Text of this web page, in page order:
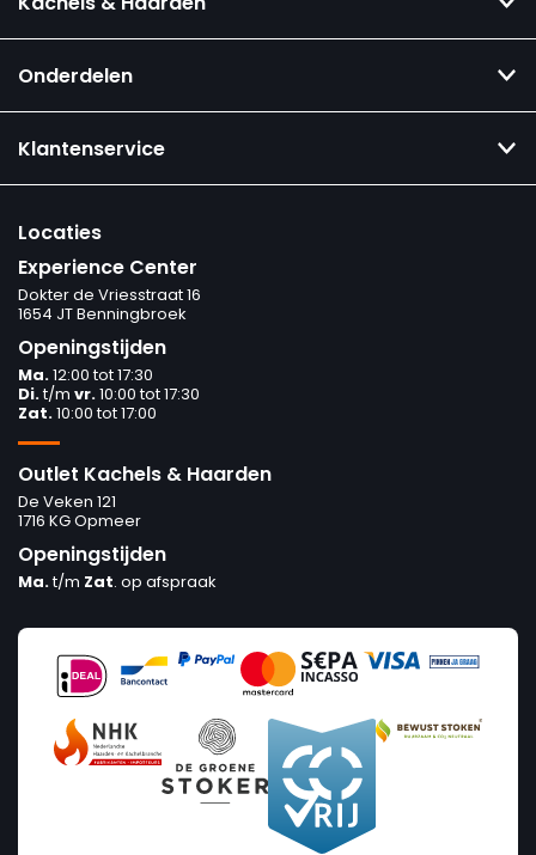
Onderdelen
Klantenservice
Locaties
Experience Center
Dokter de Vriesstraat 16
1654 JT Benningbroek
Openingstijden
Ma.12:00 tot 17:30
Di.t/m vr.10:00 tot 17:30
Zat.10:00 tot 17:00
Outlet Kachels & Haarden
De Veken 121
1716 KG Opmeer
Openingstijden
Ma.t/m Zat. op afspraak